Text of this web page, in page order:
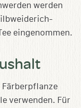
werden
eingenommen.
Färberpflanze
verwenden. Für